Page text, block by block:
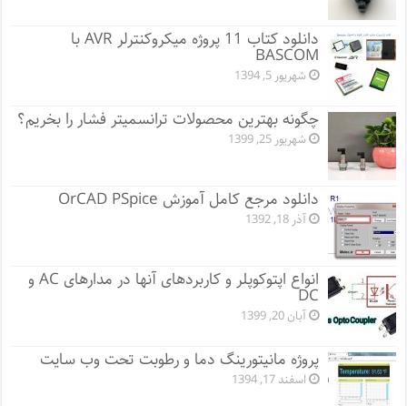
دانلود کتاب 11 پروژه میکروکنترلر AVR با
BASCOM
شهریور 5, 1394
چگونه بهترین محصولات ترانسمیتر فشار را بخریم؟
شهریور 25, 1399
دانلود مرجع کامل آموزش OrCAD PSpice
آذر 18, 1392
انواع اپتوکوپلر و کاربردهای آنها در مدارهای AC و
DC
آبان 20, 1399
پروژه مانيتورينگ دما و رطوبت تحت وب سایت
اسفند 17, 1394